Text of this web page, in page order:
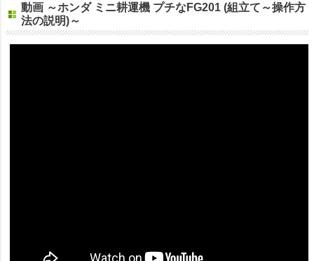
動画 ～ホンダ ミニ耕運機 プチなFG201 (組立て～操作方
法の説明)～